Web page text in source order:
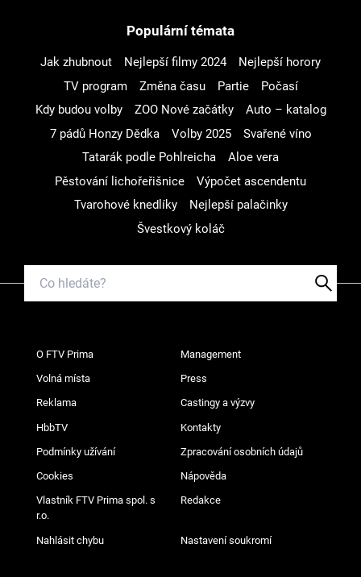
Populární témata
Jak zhubnout Nejlepší filmy 2024
Nejlepší horory
TV program
Změna času Partie
Počasí
Kdy budou volby
ZOO Nové začátky
Auto – katalog
7 pádů Honzy Dědka
Volby 2025
Svařené víno
Tatarák podle Pohlreicha
Aloe vera
Pěstování lichořeřišnice
Výpočet ascendentu
Tvarohové knedlíky
Nejlepší palačinky
Švestkový koláč
O FTV Prima Management
Volná místa Press
Reklama Castingy a výzvy
HbbTV Kontakty
Podmínky užívání Zpracování osobních údajů
Cookies Nápověda
Vlastník FTV Prima spol. s
r.o.
Redakce
Nahlásit chybu Nastavení soukromí